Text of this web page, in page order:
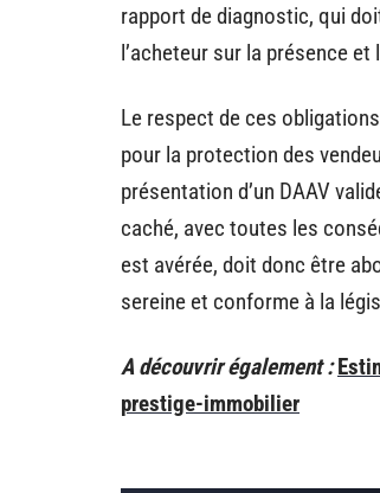
rapport de diagnostic, qui
l’acheteur sur la présence et
Le respect de ces
pour la protection des
présentation d’un DAAV
caché, avec toutes les
est avérée, doit donc être
sereine et conforme à la
A découvrir également :
prestige-immobilier